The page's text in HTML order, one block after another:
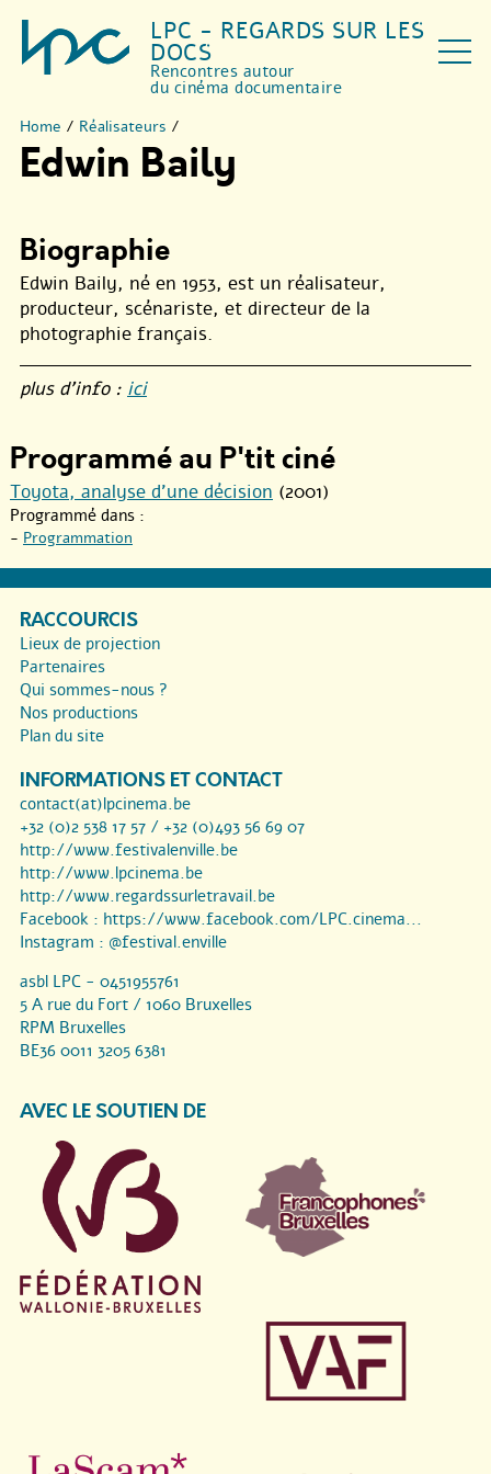
LPC - REGARDS SUR LES
DOCS
Rencontres autour
du cinéma documentaire
Home / Réalisateurs /
Edwin Baily
Biographie
Edwin Baily, né en 1953, est un réalisateur,
producteur, scénariste, et directeur de la
photographie français.
plus d’info : ici
Programmé au P'tit ciné
Toyota, analyse d’une décision (2001)
Programmé dans :
- Programmation
RACCOURCIS
Lieux de projection
Partenaires
Qui sommes-nous ?
Nos productions
Plan du site
INFORMATIONS ET CONTACT
contact(at)lpcinema.be
+32 (0)2 538 17 57 / +32 (0)493 56 69 07
http://www.festivalenville.be
http://www.lpcinema.be
http://www.regardssurletravail.be
Facebook : https://www.facebook.com/LPC.cinema...
Instagram : @festival.enville
asbl LPC - 0451955761
5 A rue du Fort / 1060 Bruxelles
RPM Bruxelles
BE36 0011 3205 6381
AVEC LE SOUTIEN DE